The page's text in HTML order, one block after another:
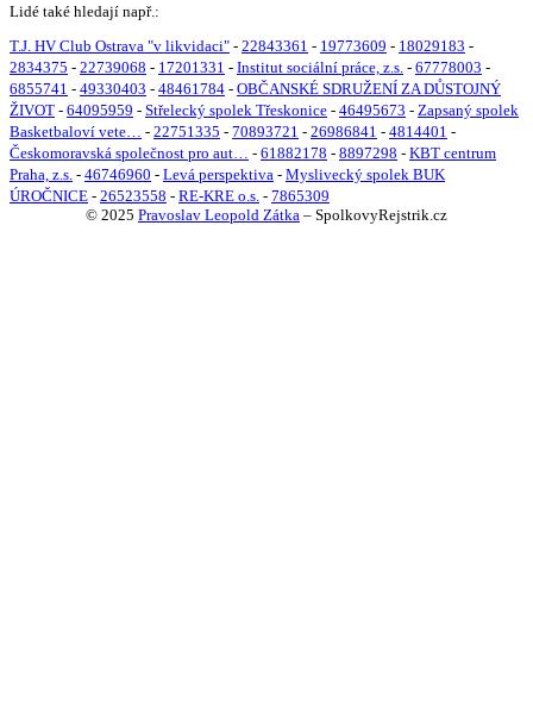
Lidé také hledají např.:
T.J. HV Club Ostrava "v likvidaci" - 22843361 - 19773609 - 18029183 -
2834375 - 22739068 - 17201331 - Institut sociální práce, z.s. - 67778003 -
6855741 - 49330403 - 48461784 - OBČANSKÉ SDRUŽENÍ ZA DŮSTOJNÝ
ŽIVOT - 64095959 - Střelecký spolek Třeskonice - 46495673 - Zapsaný spolek
Basketbaloví vete… - 22751335 - 70893721 - 26986841 - 4814401 -
Českomoravská společnost pro aut… - 61882178 - 8897298 - KBT centrum
Praha, z.s. - 46746960 - Levá perspektiva - Myslivecký spolek BUK
ÚROČNICE - 26523558 - RE-KRE o.s. - 7865309
© 2025 Pravoslav Leopold Zátka – SpolkovyRejstrik.cz